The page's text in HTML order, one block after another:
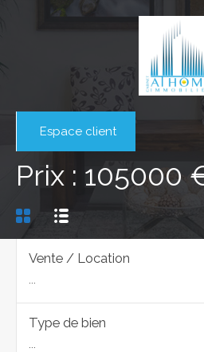
Espace client
Prix : 105000
Vente / Location
...
Type de bien
...